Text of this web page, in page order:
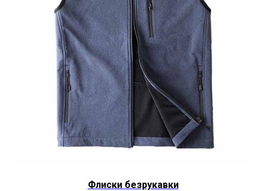
Флиски безрукавки